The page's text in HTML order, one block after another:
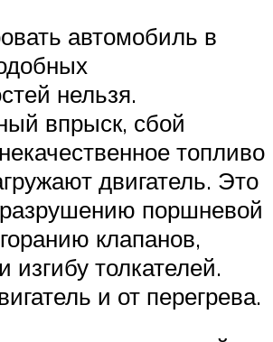
автомобиль в
нельзя.
впрыск, сбой
топливо
двигатель. Это
поршневой
клапанов,
изгибу толкателей.
и от перегрева.